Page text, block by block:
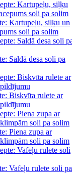
Kartupeļu, siļķu un
soli pa solim
Saldā desa soli pa
Biskvīta rulete ar
Piena zupa ar
soli pa solim
Vafeļu rulete soli pa